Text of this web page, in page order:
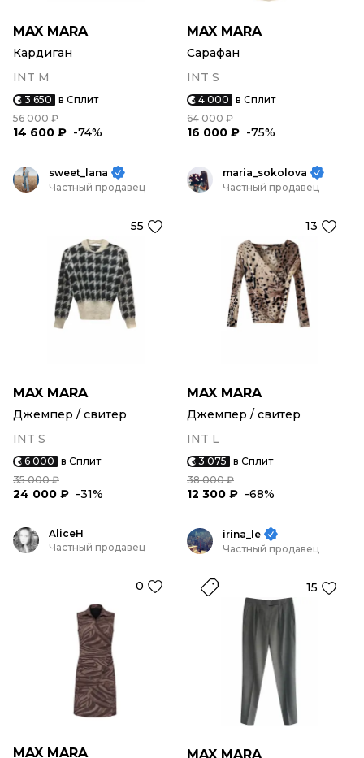
MAX MARA
Кардиган
INT M
3 650 в Сплит
56 000 ₽
14 600 ₽ -74%
MAX MARA
Сарафан
INT S
4 000 в Сплит
64 000 ₽
16 000 ₽ -75%
sweet_lana
Частный продавец
55
MAX MARA
Джемпер / свитер
INT S
6 000 в Сплит
35 000 ₽
24 000 ₽ -31%
maria_sokolova
Частный продавец
13
MAX MARA
Джемпер / свитер
INT L
3 075 в Сплит
38 000 ₽
12 300 ₽ -68%
AliceH
Частный продавец
0
MAX MARA
irina_le
Частный продавец
15
MAX MARA